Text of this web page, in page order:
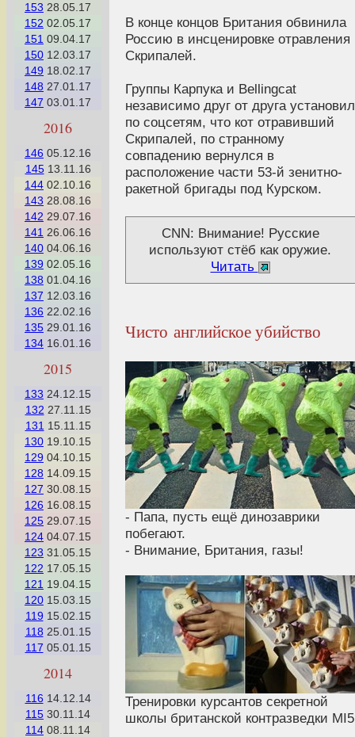
153 28.05.17
152 02.05.17
151 09.04.17
150 12.03.17
149 18.02.17
148 27.01.17
147 03.01.17
2016
146 05.12.16
14513.11.16
144 02.10.16
143 28.08.16
142 29.07.16
141 26.06.16
140 04.06.16
139 02.05.16
138 01.04.16
137 12.03.16
136 22.02.16
135 29.01.16
134 16.01.16
2015
133 24.12.15
132 27.11.15
131 15.11.15
130 19.10.15
129 04.10.15
128 14.09.15
127 30.08.15
126 16.08.15
125 29.07.15
124 04.07.15
123 31.05.15
122 17.05.15
121 19.04.15
120 15.03.15
119 15.02.15
118 25.01.15
117 05.01.15
2014
116 14.12.14
115 30.11.14
114 08.11.14
В конце концов Британия обвинила
Россию в инсценировке отравления
Скрипалей.
Группы Карпука и Bellingcat
независимо друг от друга
по соцсетям, что кот отравивший
Скрипалей, по странному
совпадению вернулся в
расположение части 53-й зенитно-
ракетной бригады под Курском.
CNN: Внимание! Русские
используют стёб как оружие.
Читать
Чисто английское убийство
- Папа, пусть ещё динозаврики
побегают.
- Внимание, Британия, газы!
Тренировки курсантов секретной
школы британской контразведки